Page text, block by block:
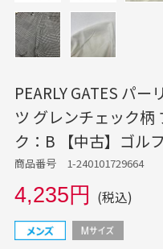
PEARLY GATES パ
ツ グレンチェック柄
ク：B 【中古】ゴル
商品番号 1-240101729664
4,235円 (税込)